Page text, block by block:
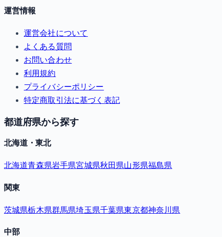
運営情報
運営会社について
よくある質問
お問い合わせ
利用規約
プライバシーポリシー
特定商取引法に基づく表記
都道府県から探す
北海道・東北
北海道青森県岩手県宮城県秋田県山形県福島県
関東
茨城県栃木県群馬県埼玉県千葉県東京都神奈川県
中部